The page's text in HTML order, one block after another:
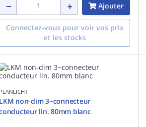
Ajouter
Connectez-vous pour voir vos prix
et les stocks
PLANLICHT
LKM non-dim 3~connecteur
lin. 80mm blanc